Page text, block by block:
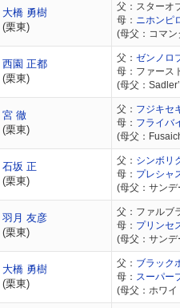
大橋 勇樹
(栗東)
父：スターオ
母： ニホンピ
(母父：コマ
西園 正都
(栗東)
父： ゼンノロ
母：ファース
(母父：
宮 徹
(栗東)
父： フジキセ
母： フライバ
(母父：
石坂 正
(栗東)
父： シンボリ
母： プレシャ
(母父：サン
羽月 友彦
(栗東)
父：ファルブ
母： プリンセ
(母父：サン
大橋 勇樹
(栗東)
父： ブラック
母： スーパー
(母父：ホワ